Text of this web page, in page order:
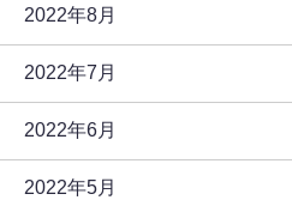
2022年8月
2022年7月
2022年6月
2022年5月